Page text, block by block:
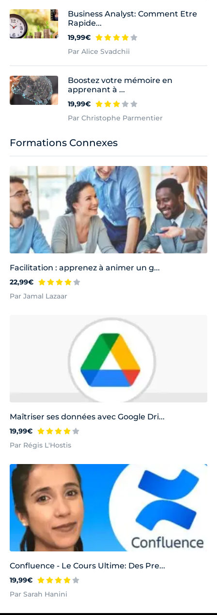
Formations Connexes
Facilitation : apprenez à animer un g...
22,99€
Par Jamal Lazaar
Maîtriser ses données avec Google Dri...
19,99€
Par Régis L'Hostis
Confluence - Le Cours Ultime: Des Pre...
19,99€
Par Sarah Hanini
Business Analyst: Comment Etre
Rapide...
19,99€
Par Alice Svadchii
Boostez votre mémoire en
apprenant à ...
19,99€
Par Christophe Parmentier